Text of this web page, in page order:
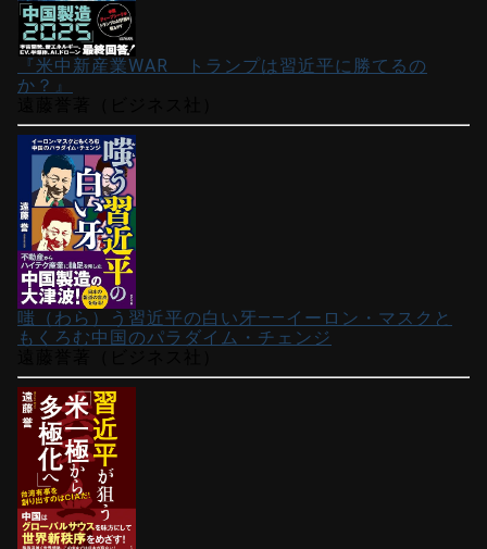
『米中新産業WAR トランプは習近平に勝てるの
か？』
嗤（わら）う習近平の白い牙――イーロン・マスクと
もくろむ中国のパラダイム・チェンジ